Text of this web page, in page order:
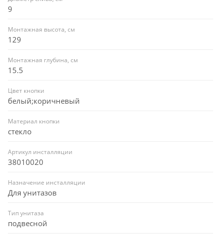
9
Монтажная высота, см
129
Монтажная глубина, см
15.5
Цвет кнопки
белый;коричневый
Материал кнопки
стекло
Артикул инсталляции
38010020
Назначение инсталляции
Для унитазов
Тип унитаза
подвесной